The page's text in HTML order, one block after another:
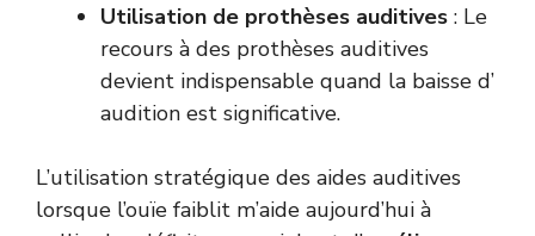
Utilisation de prothèses auditives : Le
recours à des prothèses auditives
devient indispensable quand la baisse d’
audition est significative.
L’utilisation stratégique des aides auditives
lorsque l’ouïe faiblit m’aide aujourd’hui à